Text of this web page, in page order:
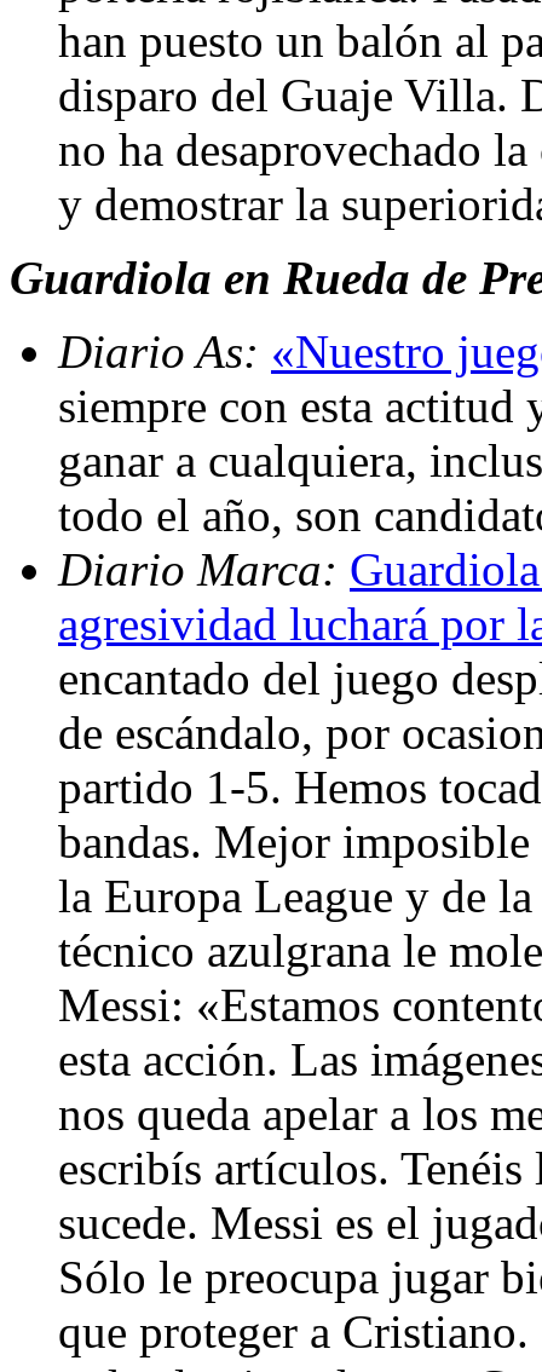
han puesto un balón al
disparo del Guaje Villa.
no ha desaprovechado
y demostrar la
Guardiola en Rueda de
Diario As: «Nuestro
siempre con esta actitud
ganar a cualquiera,
todo el año, son
Diario Marca:
agresividad luchará por
encantado del juego
de escándalo, por
partido 1-5. Hemos
bandas. Mejor
la Europa League y de
técnico azulgrana le
Messi: «Estamos
esta acción. Las
nos queda apelar a los
escribís artículos.
sucede. Messi es el
Sólo le preocupa jugar
que proteger a